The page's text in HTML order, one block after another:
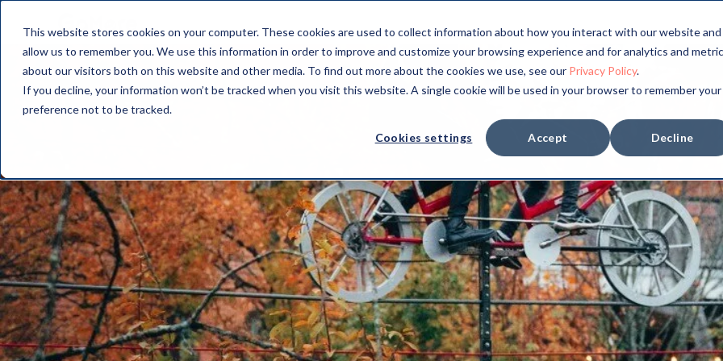
This website stores cookies on your computer. These cookies are used to collect information about how you interact with our website and
allow us to remember you. We use this information in order to improve and customize your browsing experience and for analytics and
about our visitors both on this website and other media. To find out more about the cookies we use, see our Privacy Policy.
If you decline, your information won’t be tracked when you visit this website. A single cookie will be used in your browser to remember your
preference not to be tracked.
Cookies settings Accept Decline